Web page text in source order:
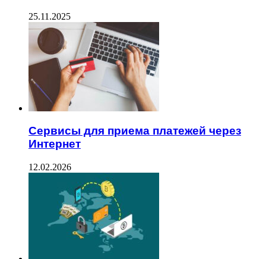
25.11.2025
Сервисы для приема платежей через
Интернет
12.02.2026